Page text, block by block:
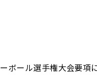
ール選手権大会要